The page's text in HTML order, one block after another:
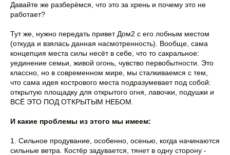
Давайте же разберёмся, что это за хрень и почему это не
работает?
Тут же, нужно передать привет Дом2 с его лобным местом
(откуда и взялась данная насмотренность). Вообще, сама
концепция места силы несёт в себе, что то сакральное:
уединение семьи, живой огонь, чувство первобытности. Это
классно, но в современном мире, мы сталкиваемся с тем,
что сама идея кострового места подразумевает под собой:
открытую площадку для открытого огня, лавочки, подушки и
ВСЁ ЭТО ПОД ОТКРЫТЫМ НЕБОМ.
И какие проблемы из этого мы имеем:
1. Сильное продувание, особенно, осенью, когда начинаются
сильные ветра. Костёр задувается, тянет в одну сторону -